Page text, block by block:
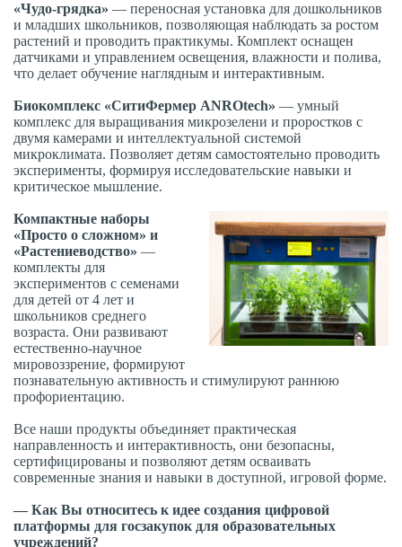
«Чудо-грядка» — переносная установка для дошкольников
и младших школьников, позволяющая наблюдать за ростом
растений и проводить практикумы. Комплект оснащен
датчиками и управлением освещения, влажности и полива,
что делает обучение наглядным и интерактивным.
Биокомплекс «СитиФермер ANROtech» — умный
комплекс для выращивания микрозелени и проростков с
двумя камерами и интеллектуальной системой
микроклимата. Позволяет детям самостоятельно проводить
эксперименты, формируя исследовательские навыки и
критическое мышление.
Компактные наборы
«Просто о сложном» и
«Растениеводство» —
комплекты для
экспериментов с семенами
для детей от 4 лет и
школьников среднего
возраста. Они развивают
естественно-научное
мировоззрение, формируют
познавательную активность и стимулируют раннюю
профориентацию.
Все наши продукты объединяет практическая
направленность и интерактивность, они безопасны,
сертифицированы и позволяют детям осваивать
современные знания и навыки в доступной, игровой форме.
— Как Вы относитесь к идее создания цифровой
платформы для госзакупок для образовательных
учреждений?